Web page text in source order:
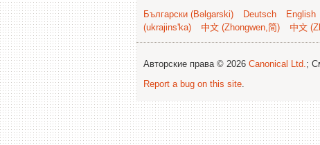
Български (Bəlgarski)
Deutsch English
(ukrajins'ka)
中文 (Zhongwen,简) 中文
Авторские права © 2026 Canonical Ltd.;
Report a bug on this site.